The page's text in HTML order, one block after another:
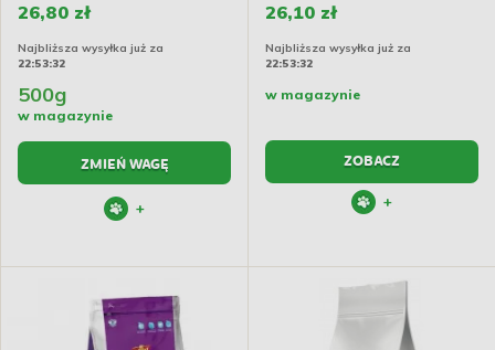
26,80 zł
Najbliższa wysyłka już za
22:53:31
500g
w magazynie
ZMIEŃ WAGĘ
+
26,10 zł
Najbliższa wysyłka już za
22:53:31
w magazynie
ZOBACZ
+